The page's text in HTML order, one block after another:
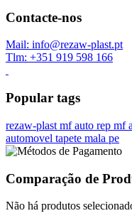
Contacte-nos
Mail: info@rezaw-plast.pt
Tlm: +351 919 598 166
Popular tags
rezaw-plast mf auto rep mf
automovel tapete mala pe
Comparação de
Não há produtos